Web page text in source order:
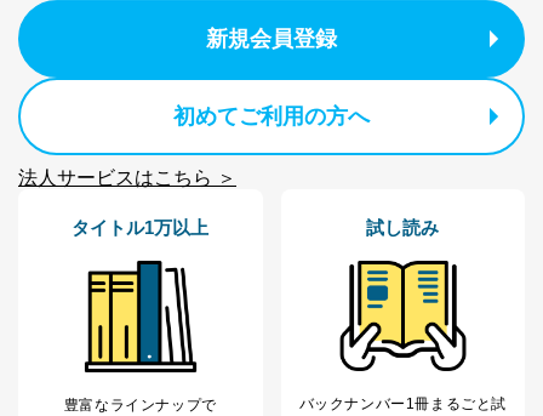
新規会員登録
初めてご利用の方へ
法人サービスはこちら ＞
タイトル1万以上
豊富なラインナップで
試し読み
バックナンバー1冊まるごと試